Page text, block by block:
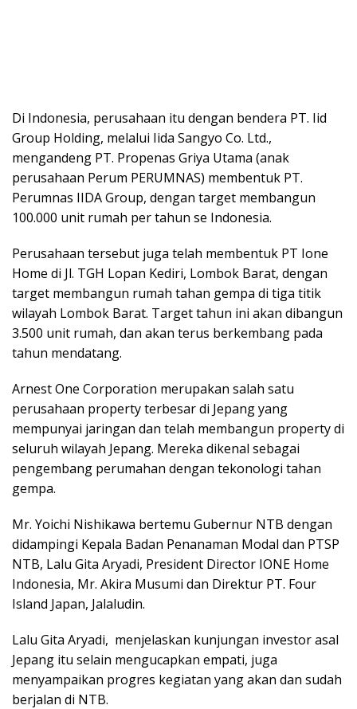
Di Indonesia, perusahaan itu dengan bendera PT. Iid
Group Holding, melalui Iida Sangyo Co. Ltd.,
mengandeng PT. Propenas Griya Utama (anak
perusahaan Perum PERUMNAS) membentuk PT.
Perumnas IIDA Group, dengan target membangun
100.000 unit rumah per tahun se Indonesia.
Perusahaan tersebut juga telah membentuk PT Ione
Home di Jl. TGH Lopan Kediri, Lombok Barat, dengan
target membangun rumah tahan gempa di tiga titik
wilayah Lombok Barat. Target tahun ini akan dibangun
3.500 unit rumah, dan akan terus berkembang pada
tahun mendatang.
Arnest One Corporation merupakan salah satu
perusahaan property terbesar di Jepang yang
mempunyai jaringan dan telah membangun property di
seluruh wilayah Jepang. Mereka dikenal sebagai
pengembang perumahan dengan tekonologi tahan
gempa.
Mr. Yoichi Nishikawa bertemu Gubernur NTB dengan
didampingi Kepala Badan Penanaman Modal dan PTSP
NTB, Lalu Gita Aryadi, President Director IONE Home
Indonesia, Mr. Akira Musumi dan Direktur PT. Four
Island Japan, Jalaludin.
Lalu Gita Aryadi, menjelaskan kunjungan investor asal
Jepang itu selain mengucapkan empati, juga
menyampaikan progres kegiatan yang akan dan sudah
berjalan di NTB.